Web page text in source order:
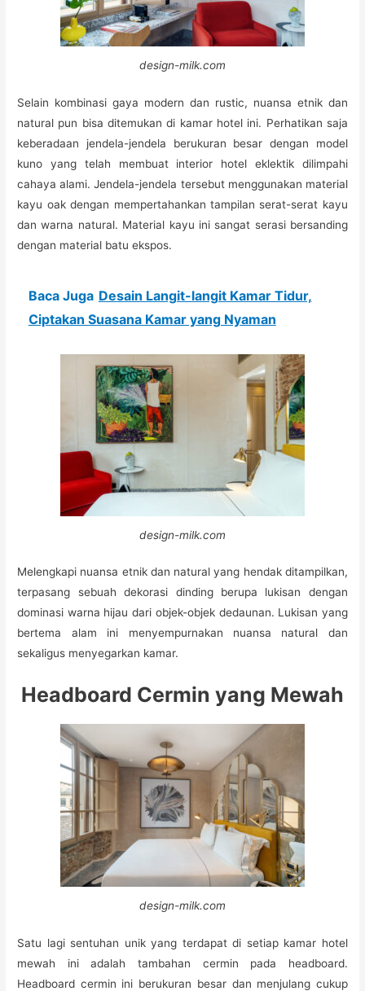
design-milk.com
Selain kombinasi gaya modern dan rustic, nuansa etnik dan
natural pun bisa ditemukan di kamar hotel ini. Perhatikan saja
keberadaan jendela-jendela berukuran besar dengan model
kuno yang telah membuat interior hotel eklektik dilimpahi
cahaya alami. Jendela-jendela tersebut menggunakan material
kayu oak dengan mempertahankan tampilan serat-serat kayu
dan warna natural. Material kayu ini sangat serasi bersanding
dengan material batu ekspos.
Baca Juga Desain Langit-langit Kamar Tidur,
Ciptakan Suasana Kamar yang Nyaman
design-milk.com
Melengkapi nuansa etnik dan natural yang hendak ditampilkan,
terpasang sebuah dekorasi dinding berupa lukisan dengan
dominasi warna hijau dari objek-objek dedaunan. Lukisan yang
bertema alam ini menyempurnakan nuansa natural dan
sekaligus menyegarkan kamar.
Headboard Cermin yang Mewah
design-milk.com
Satu lagi sentuhan unik yang terdapat di setiap kamar hotel
mewah ini adalah tambahan cermin pada headboard.
Headboard cermin ini berukuran besar dan menjulang cukup